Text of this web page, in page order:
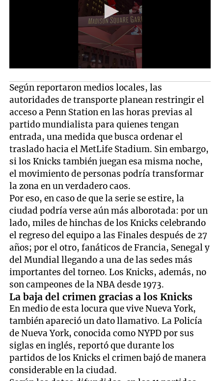
Según reportaron medios locales, las
autoridades de transporte planean restringir el
acceso a Penn Station en las horas previas al
partido mundialista para quienes tengan
entrada, una medida que busca ordenar el
traslado hacia el MetLife Stadium. Sin embargo,
si los Knicks también juegan esa misma noche,
el movimiento de personas podría transformar
la zona en un verdadero caos.
Por eso, en caso de que la serie se estire, la
ciudad podría verse aún más alborotada: por un
lado, miles de hinchas de los Knicks celebrando
el regreso del equipo a las Finales después de 27
años; por el otro, fanáticos de Francia, Senegal y
del Mundial llegando a una de las sedes más
importantes del torneo. Los Knicks, además, no
son campeones de la NBA desde 1973.
La baja del crimen gracias a los Knicks
En medio de esta locura que vive Nueva York,
también apareció un dato llamativo. La Policía
de Nueva York, conocida como NYPD por sus
siglas en inglés, reportó que durante los
partidos de los Knicks el crimen bajó de manera
considerable en la ciudad.